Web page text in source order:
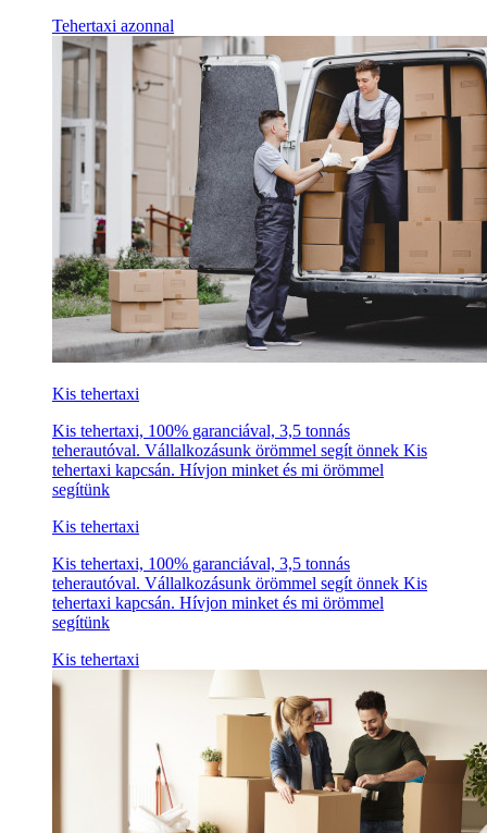
Tehertaxi azonnal
Kis tehertaxi
Kis tehertaxi, 100% garanciával, 3,5 tonnás
teherautóval. Vállalkozásunk örömmel segít önnek Kis
tehertaxi kapcsán. Hívjon minket és mi örömmel
segítünk
Kis tehertaxi
Kis tehertaxi, 100% garanciával, 3,5 tonnás
teherautóval. Vállalkozásunk örömmel segít önnek Kis
tehertaxi kapcsán. Hívjon minket és mi örömmel
segítünk
Kis tehertaxi